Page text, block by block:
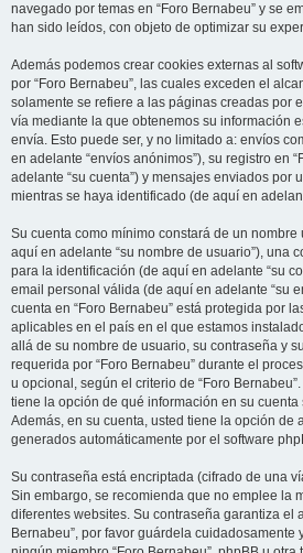
navegado por temas en “Foro Bernabeu” y se
han sido leídos, con objeto de optimizar su
Además podemos crear cookies externas al
por “Foro Bernabeu”, las cuales exceden el
solamente se refiere a las páginas creadas por
vía mediante la que obtenemos su información
envía. Esto puede ser, y no limitado a: envíos
en adelante “envíos anónimos”), su registro en
adelante “su cuenta”) y mensajes enviados por
mientras se haya identificado (de aquí en
Su cuenta como mínimo constará de un
aquí en adelante “su nombre de usuario”), una
para la identificación (de aquí en adelante “su
email personal válida (de aquí en adelante “su
cuenta en “Foro Bernabeu” está protegida por
aplicables en el país en el que estamos
allá de su nombre de usuario, su contraseña y
requerida por “Foro Bernabeu” durante el
u opcional, según el criterio de “Foro
tiene la opción de qué información en su
Además, en su cuenta, usted tiene la opción de
generados automáticamente por el software
Su contraseña está encriptada (cifrado de una
Sin embargo, se recomienda que no emplee la
diferentes websites. Su contraseña garantiza el
Bernabeu”, por favor guárdela